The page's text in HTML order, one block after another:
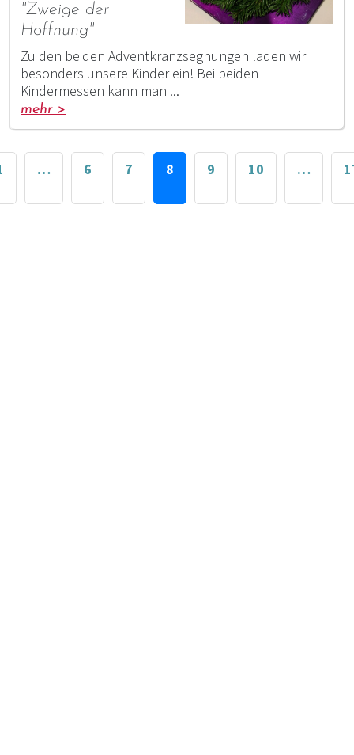
"Zweige der
Hoffnung"
Zu den beiden Adventkranzsegnungen laden wir
besonders unsere Kinder ein! Bei beiden
Kindermessen kann man ...
mehr >
… 6 7 8 9 10 …